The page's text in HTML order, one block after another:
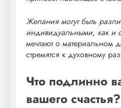
Желания могут быть
индивидуальными, как и
мечтают о материальном
стремятся к духовному
Что подлинно
вашего счастья?